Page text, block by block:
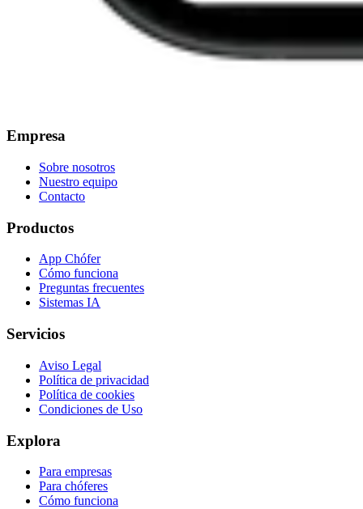
Empresa
Sobre nosotros
Nuestro equipo
Contacto
Productos
App Chófer
Cómo funciona
Preguntas frecuentes
Sistemas IA
Servicios
Aviso Legal
Política de privacidad
Política de cookies
Condiciones de Uso
Explora
Para empresas
Para chóferes
Cómo funciona